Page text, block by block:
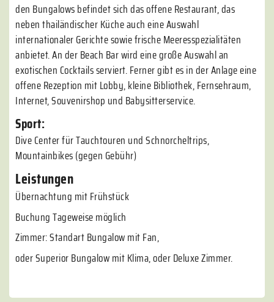
den Bungalows befindet sich das offene Restaurant, das
neben thailändischer Küche auch eine Auswahl
internationaler Gerichte sowie frische Meeresspezialitäten
anbietet. An der Beach Bar wird eine große Auswahl an
exotischen Cocktails serviert. Ferner gibt es in der Anlage eine
offene Rezeption mit Lobby, kleine Bibliothek, Fernsehraum,
Internet, Souvenirshop und Babysitterservice.
Sport:
Dive Center für Tauchtouren und Schnorcheltrips,
Mountainbikes (gegen Gebühr)
Leistungen
Übernachtung mit Frühstück
Buchung Tageweise möglich
Zimmer: Standart Bungalow mit Fan,
oder Superior Bungalow mit Klima, oder Deluxe Zimmer.